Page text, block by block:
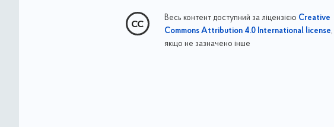
Весь контент доступний за ліцензією Creative
Commons Attribution 4.0 International license,
якщо не зазначено інше